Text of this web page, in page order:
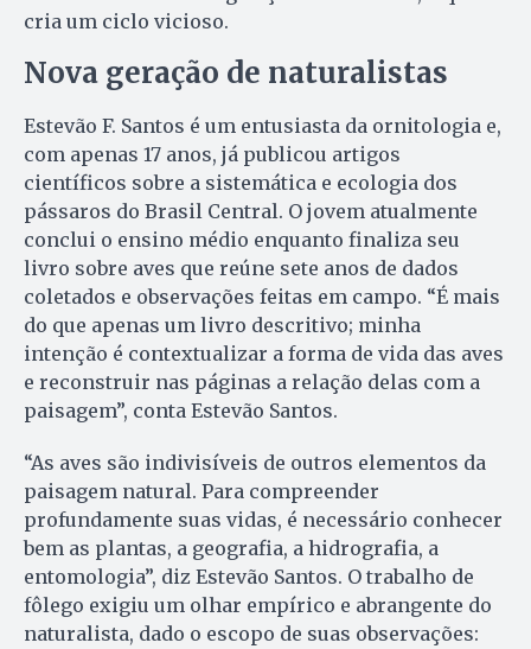
cria um ciclo vicioso.
Nova geração de naturalistas
Estevão F. Santos é um entusiasta da ornitologia e,
com apenas 17 anos, já publicou artigos
científicos sobre a sistemática e ecologia dos
pássaros do Brasil Central. O jovem atualmente
conclui o ensino médio enquanto finaliza seu
livro sobre aves que reúne sete anos de dados
coletados e observações feitas em campo. “É mais
do que apenas um livro descritivo; minha
intenção é contextualizar a forma de vida das aves
e reconstruir nas páginas a relação delas com a
paisagem”, conta Estevão Santos.
“As aves são indivisíveis de outros elementos da
paisagem natural. Para compreender
profundamente suas vidas, é necessário conhecer
bem as plantas, a geografia, a hidrografia, a
entomologia”, diz Estevão Santos. O trabalho de
fôlego exigiu um olhar empírico e abrangente do
naturalista, dado o escopo de suas observações: